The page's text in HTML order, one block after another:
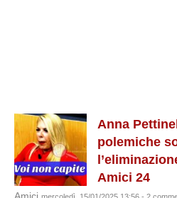
Anna
polemiche
Amici 24